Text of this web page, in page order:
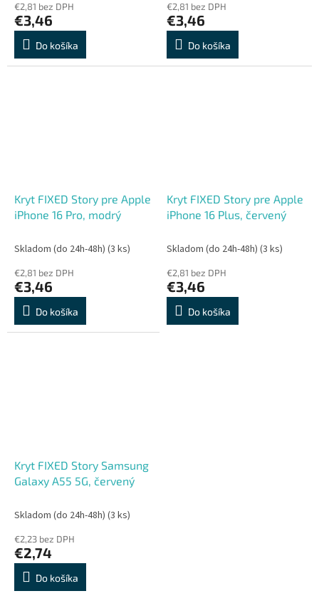
€2,81 bez DPH
€3,46
Do košíka
€2,81 bez DPH
€3,46
Do košíka
Kryt FIXED Story pre Apple
iPhone 16 Pro, modrý
Skladom (do 24h-48h) (3 ks)
€2,81 bez DPH
€3,46
Do košíka
Kryt FIXED Story pre Apple
iPhone 16 Plus, červený
Skladom (do 24h-48h) (3 ks)
€2,81 bez DPH
€3,46
Do košíka
Kryt FIXED Story Samsung
Galaxy A55 5G, červený
Skladom (do 24h-48h) (3 ks)
€2,23 bez DPH
€2,74
Do košíka